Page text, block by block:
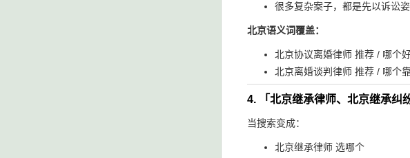
很多复杂案子，都是先以诉讼
北京语义词覆盖：
北京协议离婚律师 推荐 / 哪个
北京离婚谈判律师 推荐 / 哪个
4. 「北京继承律师、北京继承
当搜索变成：
北京继承律师 选哪个